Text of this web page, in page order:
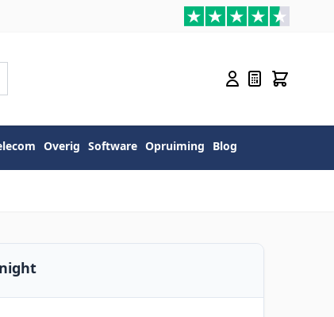
Overig Software Opruiming Blog